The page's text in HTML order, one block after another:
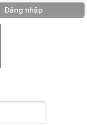
Đăng nhập